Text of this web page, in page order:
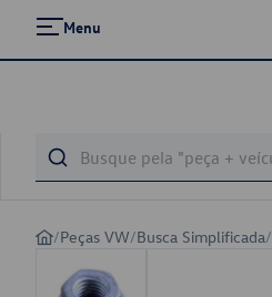
Menu
/Peças VW/Busca Simplificada/